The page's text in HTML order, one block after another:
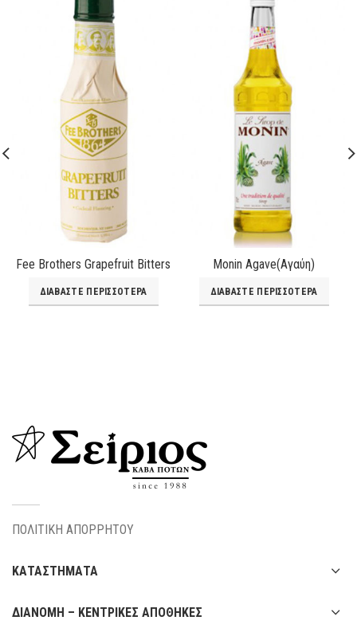
Fee Brothers Grapefruit Bitters
ΔΙΑΒΆΣΤΕ ΠΕΡΙΣΣΌΤΕΡΑ
Monin Agave(Αγαύη)
ΔΙΑΒΆΣΤΕ ΠΕΡΙΣΣΌΤΕΡΑ
ΠΟΛΙΤΙΚΗ ΑΠΟΡΡΗΤΟΥ
ΚΑΤΑΣΤΗΜΑΤΑ
ΔΙΑΝΟΜΗ – ΚΕΝΤΡΙΚΕΣ ΑΠΟΘΗΚΕΣ